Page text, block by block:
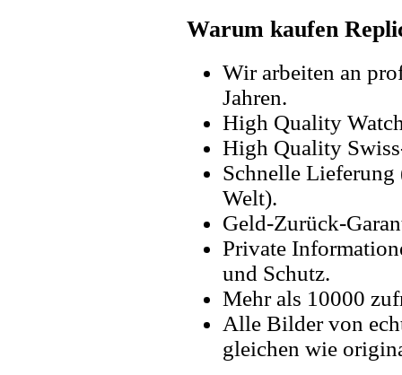
Warum kaufen
Wir arbeiten an
Jahren.
High Quality
High Quality
Schnelle Lieferung
Welt).
Geld-Zurück-
Private
und Schutz.
Mehr als 10000
Alle Bilder von
gleichen wie